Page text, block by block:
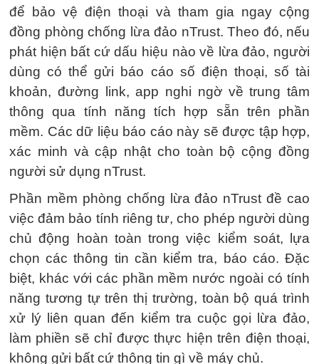
để bảo vệ điện thoại và tham gia ngay cộng
đồng phòng chống lừa đảo nTrust. Theo đó, nếu
phát hiện bất cứ dấu hiệu nào về lừa đảo, người
dùng có thể gửi báo cáo số điện thoại, số tài
khoản, đường link, app nghi ngờ về trung tâm
thông qua tính năng tích hợp sẵn trên phần
mềm. Các dữ liệu báo cáo này sẽ được tập hợp,
xác minh và cập nhật cho toàn bộ cộng đồng
người sử dụng nTrust.
Phần mềm phòng chống lừa đảo nTrust đề cao
việc đảm bảo tính riêng tư, cho phép người dùng
chủ động hoàn toàn trong việc kiểm soát, lựa
chọn các thông tin cần kiểm tra, báo cáo. Đặc
biệt, khác với các phần mềm nước ngoài có tính
năng tương tự trên thị trường, toàn bộ quá trình
xử lý liên quan đến kiểm tra cuộc gọi lừa đảo,
làm phiền sẽ chỉ được thực hiện trên điện thoại,
không gửi bất cứ thông tin gì về máy chủ.